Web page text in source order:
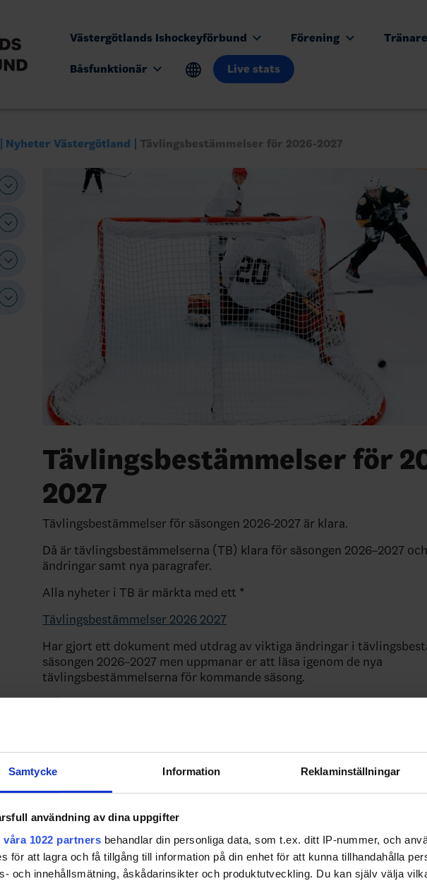
Samtycke Information Reklaminställningar
användning av dina uppgifter
våra 1022 partners behandlar din personliga data, som t.ex. ditt IP-nummer, och
för att lagra och få tillgång till information på din enhet för att kunna tillhandahålla
och innehållsmätning, åskådarinsikter och produktutveckling. Du kan själv välja
Västergötlands Ishockeyförbund Förening Tränare
Båsfunktionär Live stats
Nyheter Västergötland Tävlingsbestämmelser för 2026-2027
Tävlingsbestämmelser för
2027
Tävlingsbestämmelser för säsongen 2026-2027 är klara.
Då är tävlingsbestämmelserna (TB) klara för säsongen 2026–2027
ändringar samt nya paragrafer.
Alla nyheter i TB är märkta med ett *
Tävlingsbestämmelser 2026 2027
Har gjort ett dokument med utdrag av viktiga ändringar i
säsongen 2026–2027 men uppmanar er att läsa igenom de nya
tävlingsbestämmelserna för kommande säsong.
Ha en fortsatt trevlig dag och sommar!
Relaterade artiklar